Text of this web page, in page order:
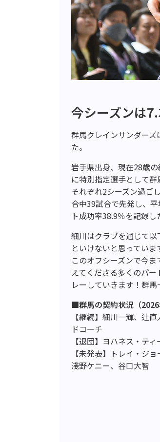
今シーズンは
群馬クレインサンダー
た。
岩手県出身、現在28歳
に特別指定選手として
それぞれ2シーズン過ご
合中39試合で先発し、
ト成功率38.9％を記録し
細川はクラブを通じて
といけないと思ってい
このオフシーズンで今
えてくださる多くのパ
レーしていきます！群
■群馬の契約状況（2026
【継続】細川一輝、辻
ドコーチ
【退団】ヨハネス・テ
【未発表】トレイ・ジ
淺野ケニー、谷口大智